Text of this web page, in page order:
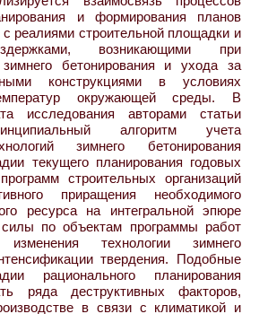
и формирования планов
реалиями строительной площадки и
возникающими при
бетонирования и ухода за
конструкциями в условиях
окружающей среды. В
исследования авторами статьи
алгоритм учета
зимнего бетонирования
текущего планирования годовых
строительных организаций
приращения необходимого
ресурса на интегральной эпюре
по объектам программы работ
технологии зимнего
твердения. Подобные
рационального планирования
ряда деструктивных факторов,
в связи с климатикой и